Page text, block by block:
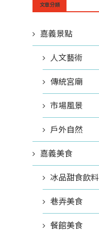
文章分類
嘉義景點
人文藝術
傳統宮廟
市場風景
戶外自然
嘉義美食
冰品甜食飲料
巷弄美食
餐館美食